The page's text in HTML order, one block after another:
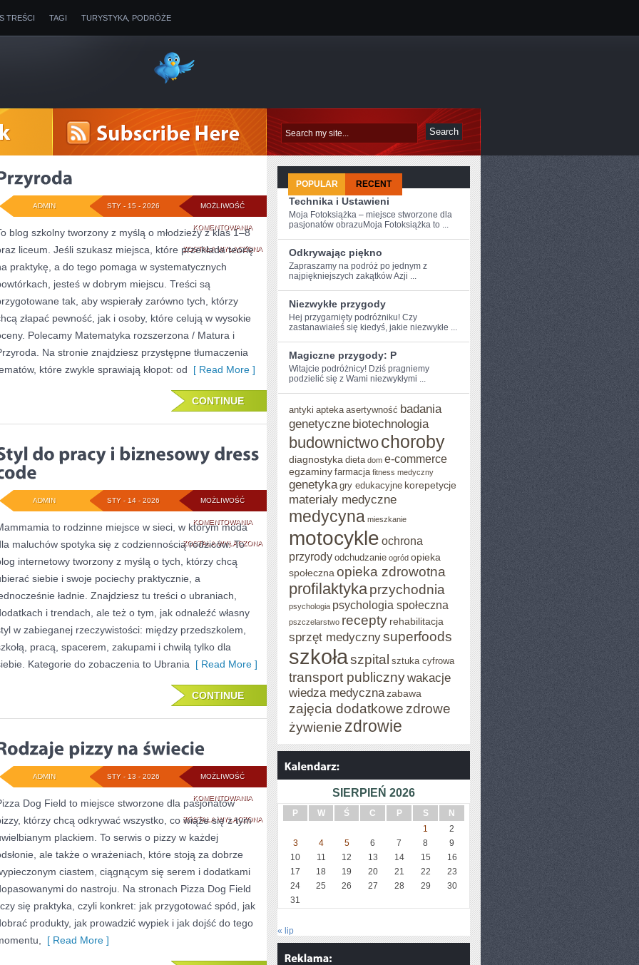
TREŚCI TAGI TURYSTYKA, PODRÓŻE
MOŻLIWOŚĆ
KOMENTOWANIAPRZYRODA
ZOSTAŁA WYŁĄCZONA
STY - 15 - 2026
ADMIN
blog szkolny tworzony z myślą o młodzieży z klas 1–8
liceum. Jeśli szukasz miejsca, które przekłada teorię
praktykę, a do tego pomaga w systematycznych
jesteś w dobrym miejscu. Treści są
tak, aby wspierały zarówno tych, którzy
złapać pewność, jak i osoby, które celują w wysokie
Polecamy Matematyka rozszerzona / Matura i
Na stronie znajdziesz przystępne tłumaczenia
które zwykle sprawiają kłopot: od [ Read More ]
CONTINUE
MOŻLIWOŚĆ
KOMENTOWANIASTYL
DO
PRACY
BIZNESOWY
DRESS
CODE
ZOSTAŁA WYŁĄCZONA
STY - 14 - 2026
ADMIN
to rodzinne miejsce w sieci, w którym moda
maluchów spotyka się z codziennością rodziców. To
internetowy tworzony z myślą o tych, którzy chcą
siebie i swoje pociechy praktycznie, a
ładnie. Znajdziesz tu treści o ubraniach,
i trendach, ale też o tym, jak odnaleźć własny
w zabieganej rzeczywistości: między przedszkolem,
pracą, spacerem, zakupami i chwilą tylko dla
Kategorie do zobaczenia to Ubrania [ Read More ]
CONTINUE
MOŻLIWOŚĆ
KOMENTOWANIARODZAJE
PIZZY
ŚWIECIE
ZOSTAŁA WYŁĄCZONA
STY - 13 - 2026
ADMIN
Dog Field to miejsce stworzone dla pasjonatów
którzy chcą odkrywać wszystko, co wiąże się z tym
plackiem. To serwis o pizzy w każdej
ale także o wrażeniach, które stoją za dobrze
ciastem, ciągnącym się serem i dodatkami
do nastroju. Na stronach Pizza Dog Field
się praktyka, czyli konkret: jak przygotować spód, jak
produkty, jak prowadzić wypiek i jak dojść do tego
[ Read More ]
POPULAR RECENT
Technika i Ustawieni
Moja Fotoksiążka – miejsce stworzone dla
pasjonatów obrazuMoja Fotoksiążka to ...
Odkrywając piękno
Zapraszamy⁣ na podróż po⁤ jednym z
najpiękniejszych‍ zakątków Azji ...
Niezwykłe przygody
Hej​ przygarnięty podróżniku! Czy
zastanawiałeś‌ się kiedyś, jakie niezwykłe ...
Magiczne przygody: P
Witajcie podróżnicy! Dziś pragniemy
podzielić się z Wami niezwykłymi ...
antyki apteka asertywność badania
genetyczne biotechnologia
budownictwochoroby
diagnostyka dieta dom e-commerce
egzaminy farmacja fitness medyczny
genetyka gry edukacyjne korepetycje
materiały medyczne
medycyna mieszkanie
motocykle ochrona
przyrody odchudzanie ogród opieka
społeczna opieka zdrowotna
profilaktykaprzychodnia
psychologia psychologia społeczna
pszczelarstwo recepty rehabilitacja
sprzęt medycznysuperfoods
szkołaszpital sztuka cyfrowa
transport publicznywakacje
wiedza medycznazabawa
zajęcia dodatkowe zdrowe
żywienie zdrowie
SIERPIEŃ 2026
P W Ś C P S
N
1
2
3
4 5 6 7 8
9
10
11 12 13 14 15
16
17
18 19 20 21 22
23
24
25 26 27 28 29
30
31
« lip